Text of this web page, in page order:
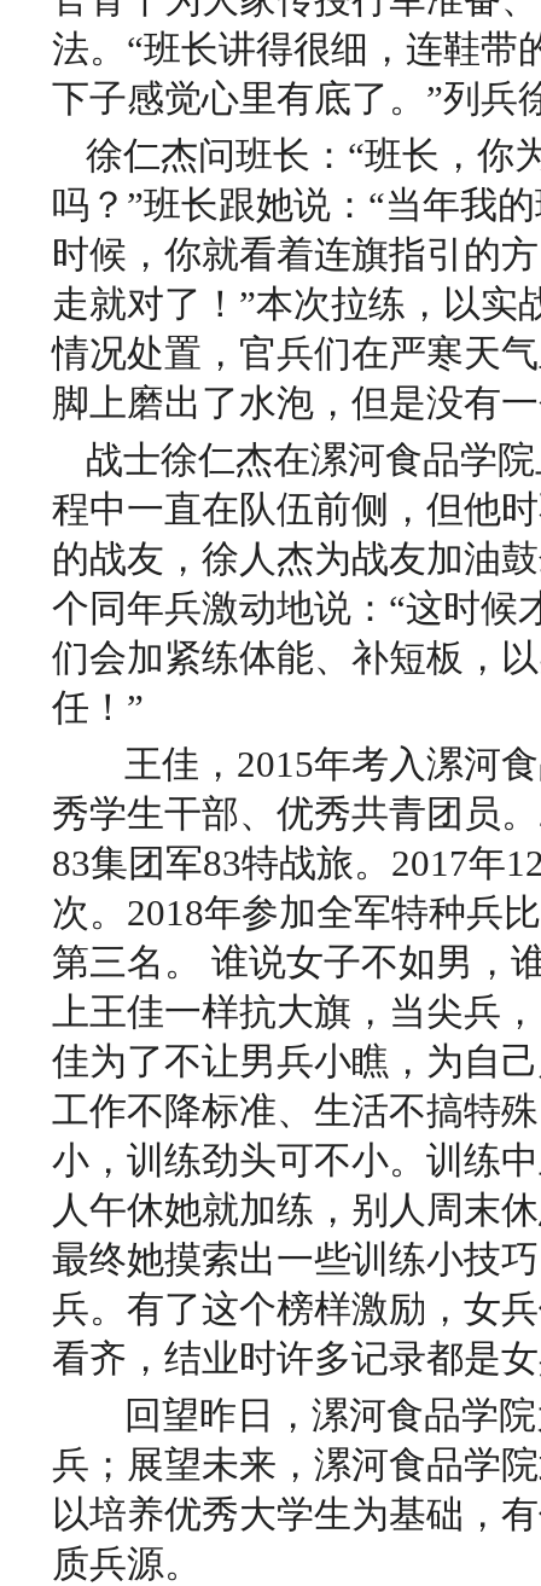
法。“班长讲得很细，连鞋带
下子感觉心里有底了。”列兵
徐仁杰问班长：“班长，你
吗？”班长跟她说：“当年我
时候，你就看着连旗指引的
走就对了！”本次拉练，以实
情况处置，官兵们在严寒天
脚上磨出了水泡，但是没有
战士徐仁杰在漯河食品学
程中一直在队伍前侧，但他
的战友，徐人杰为战友加油
个同年兵激动地说：“这时候
们会加紧练体能、补短板，
任！”
王佳，2015年考入漯河
秀学生干部、优秀共青团员
83集团军83特战旅。2017年
次。2018年参加全军特种兵
第三名。
谁说女子不如男，
上王佳一样抗大旗，当尖兵
佳为了不让男兵小瞧，为自
工作不降标准、生活不搞特
小，训练劲头可不小。训练
人午休她就加练，别人周末
最终她摸索出一些训练小技
兵。有了这个榜样激励，女
看齐，结业时许多记录都是
回望昨日，漯河食品学
兵；展望未来，漯河食品学
以培养优秀大学生为基础，
质兵源。